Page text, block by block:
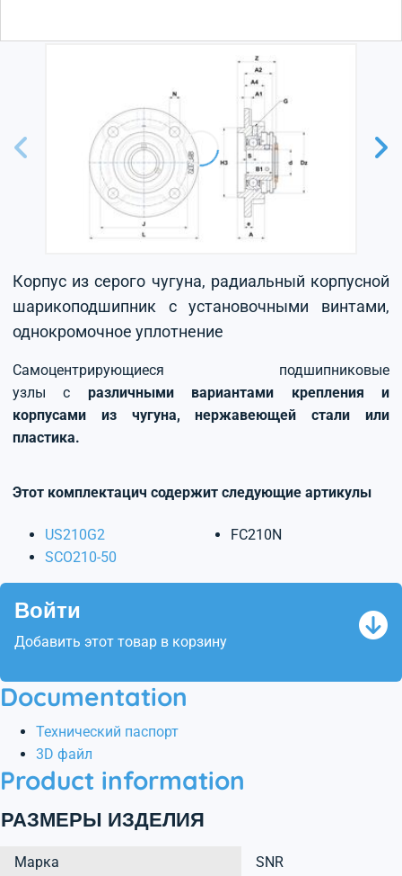
Корпус из серого чугуна, радиальный корпусной
шарикоподшипник с установочными винтами,
однокромочное уплотнение
Самоцентрирующиеся подшипниковые
узлы с различными вариантами крепления и
корпусами из чугуна, нержавеющей стали или
пластика.
Этот комплектацич содержит следующие артикулы
US210G2
SCO210-50
FC210N
Войти
Добавить этот товар в корзину
Documentation
Технический паспорт
3D файл
Product information
РАЗМЕРЫ ИЗДЕЛИЯ
Марка
SNR